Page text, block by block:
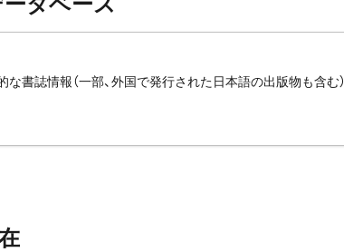
書誌情報（一部、外国で発行された日本語の出版物も含む）